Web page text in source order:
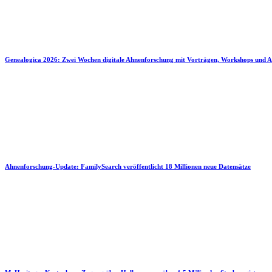
Genealogica 2026: Zwei Wochen digitale Ahnenforschung mit Vorträgen, Workshops und
Ahnenforschung-Update: FamilySearch veröffentlicht 18 Millionen neue Datensätze